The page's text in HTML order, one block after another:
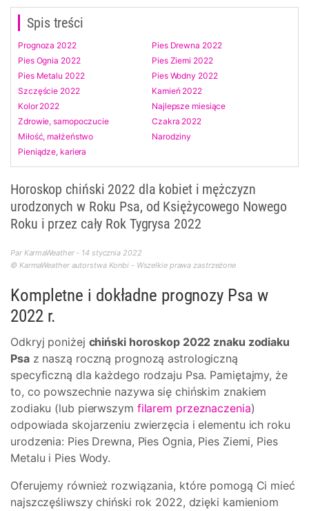
Spis treści
Prognoza 2022
Pies Drewna 2022
Pies Ognia 2022
Pies Ziemi 2022
Pies Metalu 2022
Pies Wodny 2022
Szczęście 2022
Kamień 2022
Kolor 2022
Najlepsze miesiące
Zdrowie, samopoczucie
Czakra 2022
Miłość, małżeństwo
Narodziny
Pieniądze, kariera
Horoskop chiński 2022 dla kobiet i mężczyzn
urodzonych w Roku Psa, od Księżycowego Nowego
Roku i przez cały Rok Tygrysa 2022
Par KarmaWeather - 14 stycznia 2022
© KarmaWeather autorstwa Konbi - Wszelkie prawa zastrzeżone
Kompletne i dokładne prognozy Psa w
2022 r.
Odkryj poniżej chiński horoskop 2022 znaku zodiaku
Psaz naszą roczną prognozą astrologiczną
specyficzną dla każdego rodzaju Psa. Pamiętajmy, że
to, co powszechnie nazywa się chińskim znakiem
zodiaku (lub pierwszym filarem przeznaczenia)
odpowiada skojarzeniu zwierzęcia i elementu ich roku
urodzenia: Pies Drewna, Pies Ognia, Pies Ziemi, Pies
Metalu i Pies Wody.
Oferujemy również rozwiązania, które pomogą Ci mieć
najszczęśliwszy chiński rok 2022, dzięki kamieniom